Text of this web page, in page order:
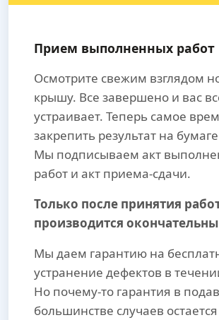
Прием выполненных работ
Осмотрите свежим взглядом
крышу. Все завершено и вас
устраивает. Теперь самое
закрепить результат на
Мы подписываем акт
работ и акт приема-сдачи.
Только после принятия
производится
Мы даем гарантию на
устранение дефектов в
Но почему-то гарантия в
большинстве случаев остается